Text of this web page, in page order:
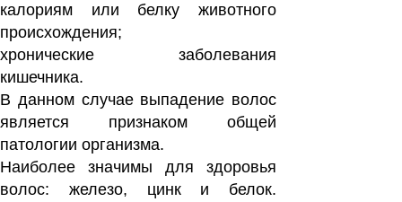
калориям или белку животного
происхождения;
хронические заболевания
кишечника.
В данном случае выпадение волос
является признаком общей
патологии организма.
Наиболее значимы для здоровья
волос: железо, цинк и белок.